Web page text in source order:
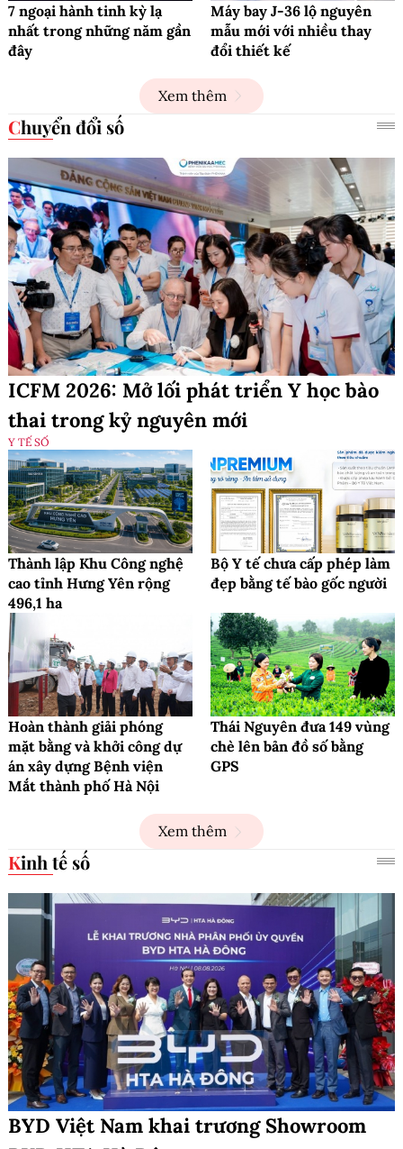
7 ngoại hành tinh kỳ lạ
nhất trong những năm gần
đây
Máy bay J-36 lộ nguyên
mẫu mới với nhiều thay
đổi thiết kế
Xem thêm
Chuyển đổi số
ICFM 2026: Mở lối phát triển Y học bào
thai trong kỷ nguyên mới
Y TẾ SỐ
Thành lập Khu Công nghệ
cao tỉnh Hưng Yên rộng
496,1 ha
Bộ Y tế chưa cấp phép làm
đẹp bằng tế bào gốc người
Hoàn thành giải phóng
mặt bằng và khởi công dự
án xây dựng Bệnh viện
Mắt thành phố Hà Nội
Thái Nguyên đưa 149 vùng
chè lên bản đồ số bằng
GPS
Xem thêm
Kinh tế số
BYD Việt Nam khai trương Showroom